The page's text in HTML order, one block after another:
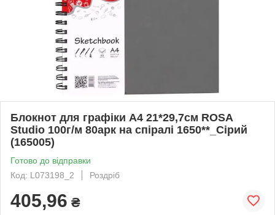
Блокнот для графіки А4 21*29,7см ROSA
Studio 100г/м 80арк на спіралі 1650**_Сірий
(165005)
Готово до відправки
Код: L073198_2
Роздріб
405,96 ₴